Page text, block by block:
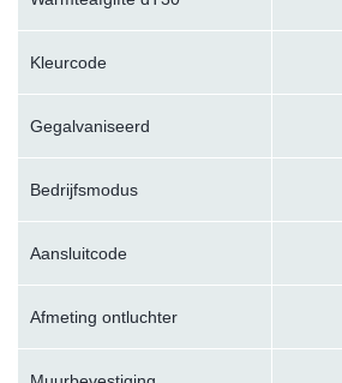
Kleurcode
Gegalvaniseerd
Bedrijfsmodus
Aansluitcode
Afmeting ontluchter